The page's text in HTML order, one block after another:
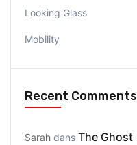
Looking Glass
Mobility
Recent Comments
Sarah dans The Ghost